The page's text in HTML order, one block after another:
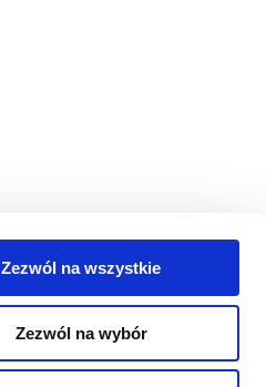
Zezwól na wszystkie
Zezwól na wybór